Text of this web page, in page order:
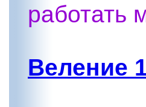
работать
Веление